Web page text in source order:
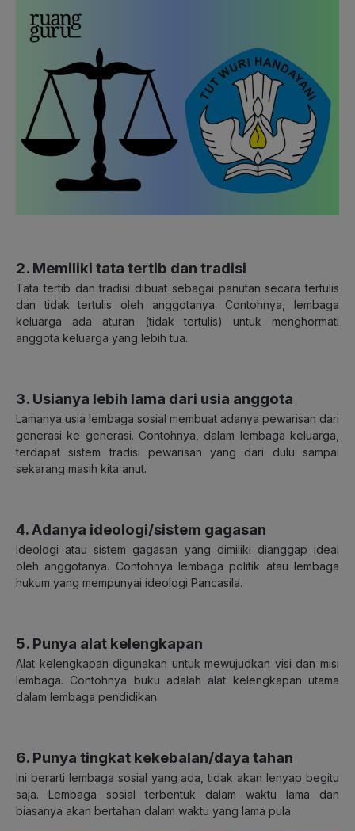
2. Memiliki tata tertib dan tradisi
Tata tertib dan tradisi dibuat sebagai panutan secara tertulis
dan tidak tertulis oleh anggotanya. Contohnya, lembaga
keluarga ada aturan (tidak tertulis) untuk menghormati
anggota keluarga yang lebih tua.
3. Usianya lebih lama dari usia anggota
Lamanya usia lembaga sosial membuat adanya pewarisan dari
generasi ke generasi. Contohnya, dalam lembaga keluarga,
terdapat sistem tradisi pewarisan yang dari dulu sampai
sekarang masih kita anut.
4. Adanya ideologi/sistem gagasan
Ideologi atau sistem gagasan yang dimiliki dianggap ideal
oleh anggotanya. Contohnya lembaga politik atau lembaga
hukum yang mempunyai ideologi Pancasila.
5. Punya alat kelengkapan
Alat kelengkapan digunakan untuk mewujudkan visi dan misi
lembaga. Contohnya buku adalah alat kelengkapan utama
dalam lembaga pendidikan.
6. Punya tingkat kekebalan/daya tahan
Ini berarti lembaga sosial yang ada, tidak akan lenyap begitu
saja. Lembaga sosial terbentuk dalam waktu lama dan
biasanya akan bertahan dalam waktu yang lama pula.